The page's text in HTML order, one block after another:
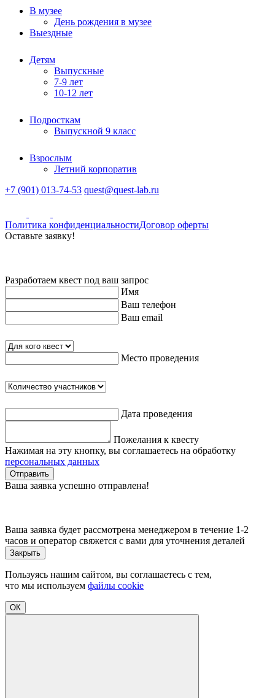
В музее
День рождения в музее
Выездные
Детям
Выпускные
7-9 лет
10-12 лет
Подросткам
Выпускной 9 класс
Взрослым
Летний корпоратив
+7 (901) 013-74-53 quest@quest-lab.ru
Политика конфиденциальностиДоговор оферты
Оставьте заявку!
Разработаем квест под ваш запрос
Имя
Ваш телефон
Ваш email
Место проведения
Дата проведения
Пожелания к квесту
Нажимая на эту кнопку, вы соглашаетесь на обработку
персональных данных
Отправить
Ваша заявка успешно отправлена!
Ваша заявка будет рассмотрена менеджером в течение 1-2
часов и оператор свяжется с вами для уточнения деталей
Закрыть
Пользуясь нашим сайтом, вы соглашаетесь с тем,
что мы используем файлы cookie
ОК